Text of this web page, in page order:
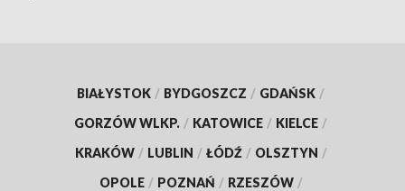
BIAŁYSTOK / BYDGOSZCZ / GDAŃSK /
GORZÓW WLKP. / KATOWICE / KIELCE /
KRAKÓW / LUBLIN / ŁÓDŹ / OLSZTYN /
OPOLE / POZNAŃ / RZESZÓW /